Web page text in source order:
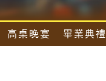
高桌晚宴 畢業典禮